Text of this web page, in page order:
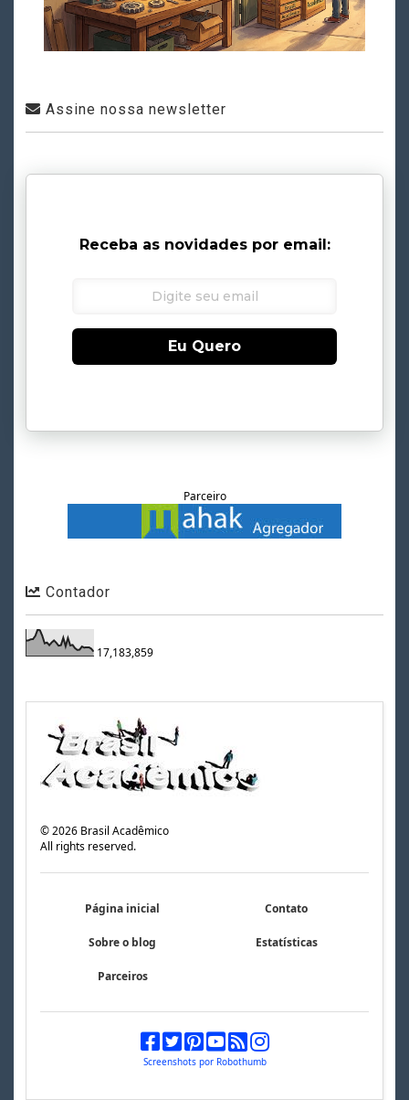
Assine nossa newsletter
Receba as novidades por email:
Eu Quero
Parceiro
Contador
17,183,859
©2026 Brasil Acadêmico
All rights reserved.
Página inicial Contato
Sobre o blog Estatísticas
Parceiros
Screenshots por Robothumb